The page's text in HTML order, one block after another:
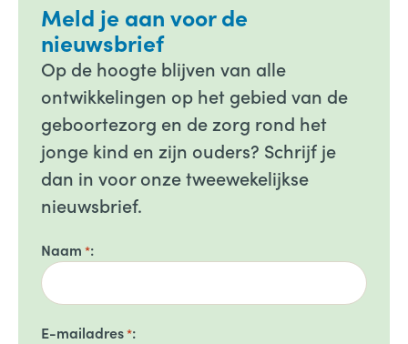
Meld je aan voor de
nieuwsbrief
Op de hoogte blijven van alle
ontwikkelingen op het gebied van de
geboortezorg en de zorg rond het
jonge kind en zijn ouders? Schrijf je
dan in voor onze tweewekelijkse
nieuwsbrief.
Naam *
E-mailadres*